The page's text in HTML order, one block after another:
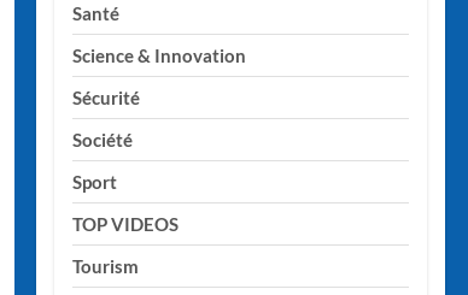
Santé
Science & Innovation
Sécurité
Société
Sport
TOP VIDEOS
Tourism